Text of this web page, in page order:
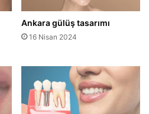
Ankara gülüş tasarımı
16 Nisan 2024